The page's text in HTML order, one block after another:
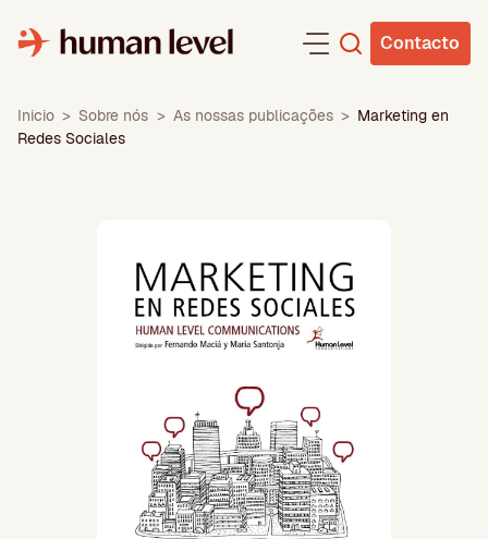
para
Contacto
Inicio > Sobre nós > As nossas publicações > Marketing en
Redes Sociales